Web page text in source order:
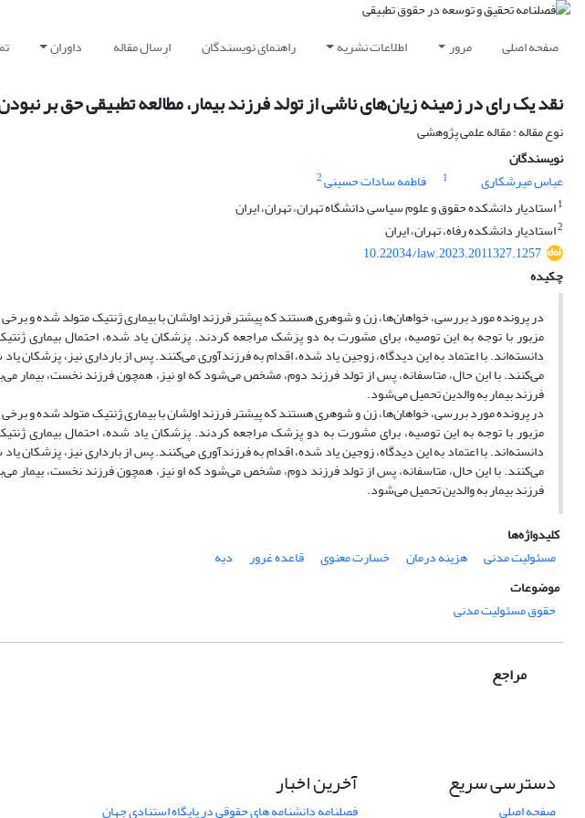
صفحه اصلی مرور اطلاعات نشریه راهنمای نویسندگان ارسال مقاله داوران
نقد یک رای در زمینه زیان‌های ناشی از تولد فرزند بیمار، مطالعه تطبیقی حق بر
نوع مقاله : مقاله علمی پژوهشی
نویسندگان
عباس میرشکاری
1 فاطمه سادات حسینی2
1استادیار دانشکده حقوق و علوم سیاسی دانشگاه تهران، تهران، ایران
2استادیار دانشکده رفاه، تهران، ایران
10.22034/law.2023.2011327.1257
چکیده
در پرونده مورد بررسی، خواهان‌ها، زن و شوهری هستند که پیشتر فرزند اولشان با بیماری ژنتیک متولد شده و برخی
مزبور با توجه به این توصیه، برای مشورت به دو پزشک مراجعه کردند. پزشکان یاد شده، احتمال بیماری
دانسته‌اند. با اعتماد به این دیدگاه، زوجین یاد شده، اقدام به فرزندآوری می‌کنند. پس از بارداری نیز، پزشکان
می‌کنند. با این حال، متاسفانه، پس از تولد فرزند دوم، مشخص می‌شود که او نیز، همچون فرزند نخست، بیمار
فرزند بیمار به والدین تحمیل می‌شود.
در پرونده مورد بررسی، خواهان‌ها، زن و شوهری هستند که پیشتر فرزند اولشان با بیماری ژنتیک متولد شده و برخی
مزبور با توجه به این توصیه، برای مشورت به دو پزشک مراجعه کردند. پزشکان یاد شده، احتمال بیماری
دانسته‌اند. با اعتماد به این دیدگاه، زوجین یاد شده، اقدام به فرزندآوری می‌کنند. پس از بارداری نیز، پزشکان
می‌کنند. با این حال، متاسفانه، پس از تولد فرزند دوم، مشخص می‌شود که او نیز، همچون فرزند نخست، بیمار
فرزند بیمار به والدین تحمیل می‌شود.
کلیدواژه‌ها
مسئولیت مدنی
هزینه درمان خسارت معنوی قاعده غرور
دیه
موضوعات
حقوق مسئولیت مدنی
مراجع
دسترسی سریع
صفحه اصلی
آخرین اخبار
فصلنامه دانشنامه های حقوقی در پایگاه استنادی جهان